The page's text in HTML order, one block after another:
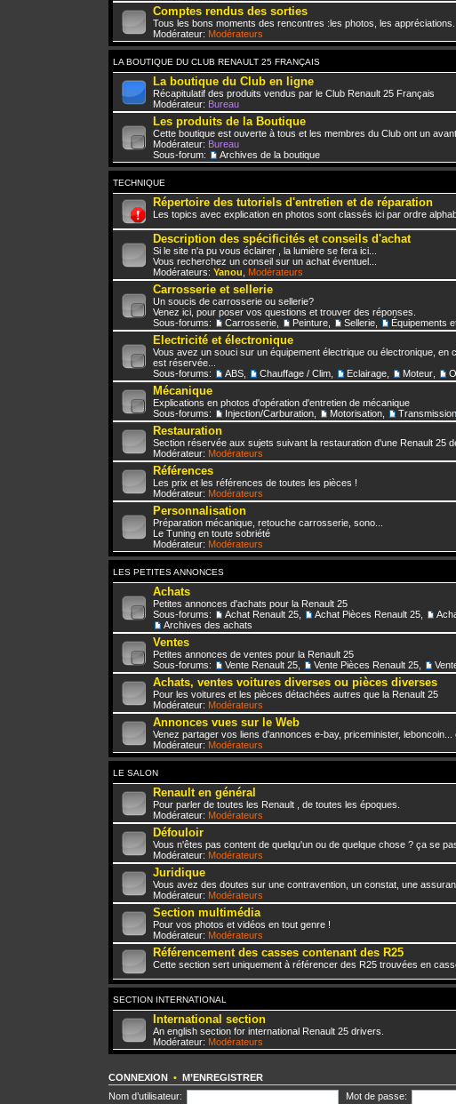
Comptes rendus des sorties
Tous les bons moments des rencontres :les photos, les appréciations...
Modérateur: Modérateurs
LA BOUTIQUE DU CLUB RENAULT 25 FRANÇAIS
La boutique du Club en ligne
Récapitulatif des produits vendus par le Club Renault 25 Français
Modérateur: Bureau
Les produits de la Boutique
Cette boutique est ouverte à tous et les membres du Club ont un
Modérateur: Bureau
Sous-forum:
Archives de la boutique
TECHNIQUE
Répertoire des tutoriels d'entretien et de réparation
Les topics avec explication en photos sont classés ici par ordre
Description des spécificités et conseils d'achat
Si le site n'a pu vous éclairer , la lumière se fera ici...
Vous recherchez un conseil sur un achat éventuel...
Modérateurs: Yanou Modérateurs
Carrosserie et sellerie
Un soucis de carrosserie ou sellerie?
Venez ici, pour poser vos questions et trouver des réponses.
Sous-forums:
Carrosserie Peinture Sellerie Équipements
Electricité et électronique
Vous avez un souci sur un équipement électrique ou électronique, en
est réservée...
Sous-forums:
ABS Chauffage / Clim Eclairage Moteur
Mécanique
Explications en photos d'opération d'entretien de mécanique
Sous-forums:
Injection/Carburation Motorisation Transmission
Restauration
Section réservée aux sujets suivant la restauration d'une Renault 25 de
Modérateur: Modérateurs
Références
Les prix et les références de toutes les pièces !
Modérateur: Modérateurs
Personnalisation
Préparation mécanique, retouche carrosserie, sono...
Le Tuning en toute sobriété
Modérateur: Modérateurs
LES PETITES ANNONCES
Achats
Petites annonces d'achats pour la Renault 25
Sous-forums:
Achat Renault 25 Achat Pièces Renault 25
Archives des achats
Ventes
Petites annonces de ventes pour la Renault 25
Sous-forums:
Vente Renault 25 Vente Pièces Renault 25
Achats, ventes voitures diverses ou pièces diverses
Pour les voitures et les pièces détachées autres que la Renault 25
Modérateur: Modérateurs
Annonces vues sur le Web
Venez partager vos liens d'annonces e-bay, priceminister,
Modérateur: Modérateurs
LE SALON
Renault en général
Pour parler de toutes les Renault , de toutes les époques.
Modérateur: Modérateurs
Défouloir
Vous n'êtes pas content de quelqu'un ou de quelque chose ? ça se
Modérateur: Modérateurs
Juridique
Vous avez des doutes sur une contravention, un constat, une
Modérateur: Modérateurs
Section multimédia
Pour vos photos et vidéos en tout genre !
Modérateur: Modérateurs
Référencement des casses contenant des R25
Cette section sert uniquement à référencer des R25 trouvées en
SECTION INTERNATIONAL
International section
An english section for international Renault 25 drivers.
Modérateur: Modérateurs
CONNEXION • M’ENREGISTRER
Nom d’utilisateur:
Mot de passe: